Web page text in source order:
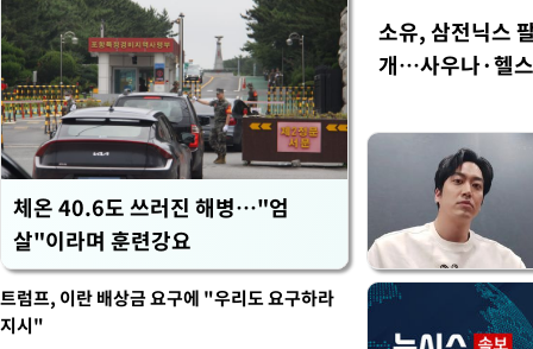
체온 40.6도 쓰러진 해병…"엄
살"이라며 훈련강요
소유, 삼전닉스
개…사우나·헬
트럼프, 이란 배상금 요구에 "우리도 요구하라
지시"